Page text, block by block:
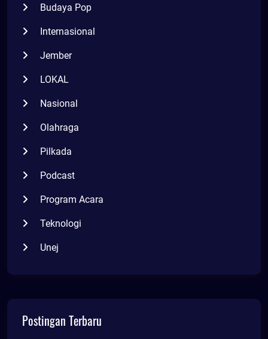
Budaya Pop
Internasional
Jember
LOKAL
Nasional
Olahraga
Pilkada
Podcast
Program Acara
Teknologi
Unej
Postingan Terbaru